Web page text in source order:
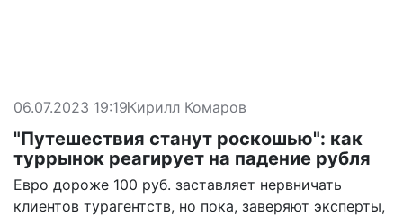
06.07.2023 19:19Кирилл Комаров
"Путешествия станут роскошью": как
туррынок реагирует на падение рубля
Евро дороже 100 руб. заставляет нервничать
клиентов турагентств, но пока, заверяют эксперты,